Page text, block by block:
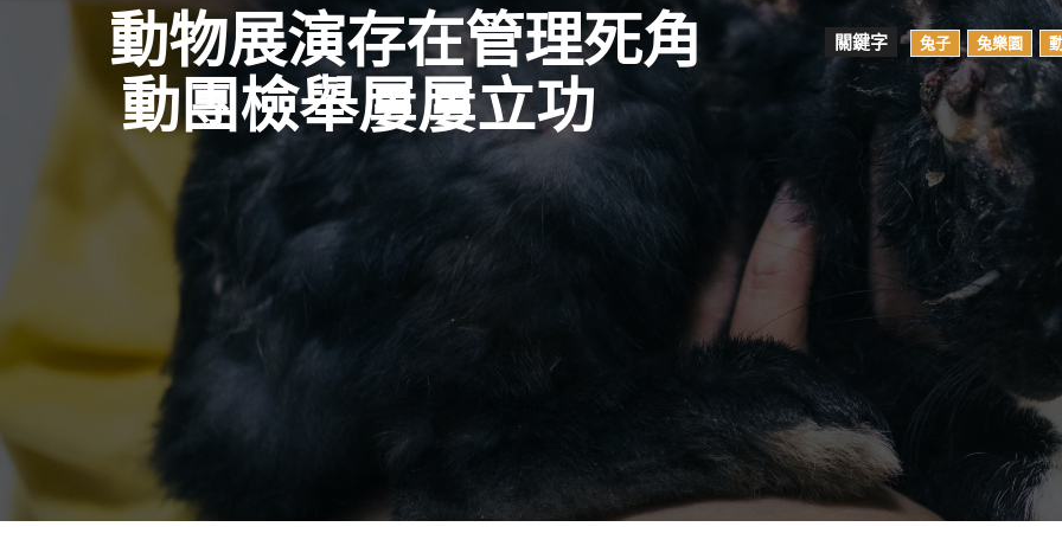
動物展演存在管理死角
動團檢舉屢屢立功
關鍵字 兔子 兔樂園